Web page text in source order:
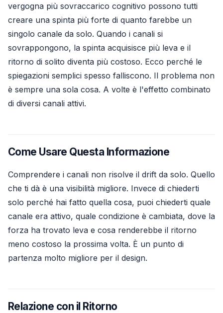
vergogna più sovraccarico cognitivo possono tutti
creare una spinta più forte di quanto farebbe un
singolo canale da solo. Quando i canali si
sovrappongono, la spinta acquisisce più leva e il
ritorno di solito diventa più costoso. Ecco perché le
spiegazioni semplici spesso falliscono. Il problema non
è sempre una sola cosa. A volte è l'effetto combinato
di diversi canali attivi.
Come Usare Questa Informazione
Comprendere i canali non risolve il drift da solo. Quello
che ti dà è una visibilità migliore. Invece di chiederti
solo perché hai fatto quella cosa, puoi chiederti quale
canale era attivo, quale condizione è cambiata, dove la
forza ha trovato leva e cosa renderebbe il ritorno
meno costoso la prossima volta. È un punto di
partenza molto migliore per il design.
Relazione con il Ritorno